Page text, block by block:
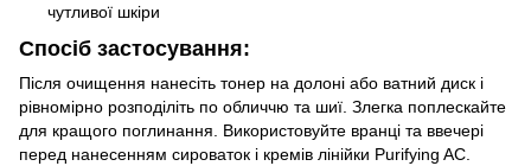
чутливої шкіри
Спосіб застосування:
Після очищення нанесіть тонер на долоні або ватний диск і
рівномірно розподіліть по обличчю та шиї. Злегка поплескайте
для кращого поглинання. Використовуйте вранці та ввечері
перед нанесенням сироваток і кремів лінійки Purifying AC.